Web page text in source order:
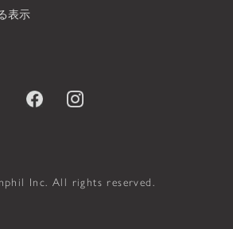
表示
Inc. All rights reserved.